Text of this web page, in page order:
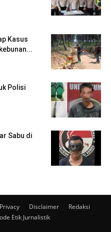
Kasus
Polisi
Sabu di
Disclaimer
Redaksi
Etik Jurnalistik